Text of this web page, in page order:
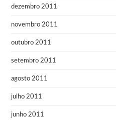
dezembro 2011
novembro 2011
outubro 2011
setembro 2011
agosto 2011
julho 2011
junho 2011